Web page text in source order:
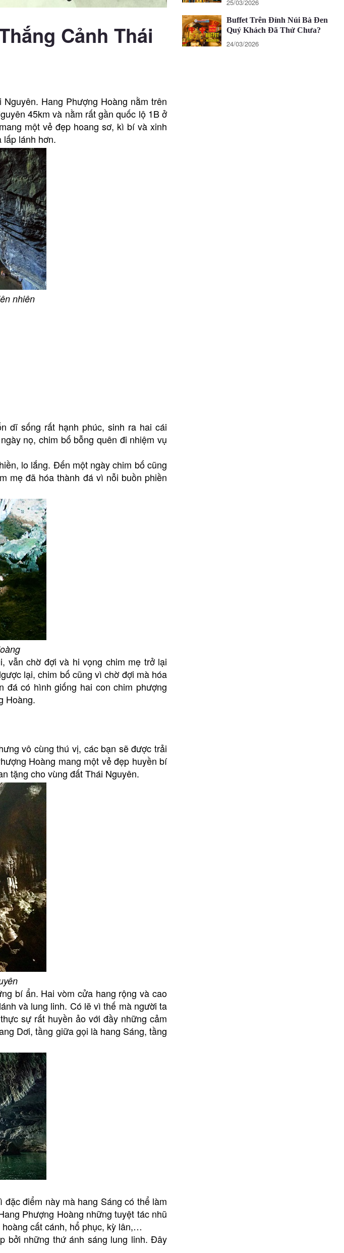
Cảnh Thái
Hang Phượng Hoàng nằm trên
45km và nằm rất gần quốc lộ 1B ở
một vẻ đẹp hoang sơ, kì bí và xinh
lấp lánh hơn.
nhiên
dĩ sống rất hạnh phúc, sinh ra hai cái
nọ, chim bố bỗng quên đi nhiệm vụ
lo lắng. Đến một ngày chim bố cũng
mẹ đã hóa thành đá vì nỗi buồn phiền
vẫn chờ đợi và hi vọng chim mẹ trở lại
lại, chim bố cũng vì chờ đợi mà hóa
đá có hình giống hai con chim phượng
Hoàng.
vô cùng thú vị, các bạn sẽ được trải
Hoàng mang một vẻ đẹp huyền bí
tặng cho vùng đất Thái Nguyên.
bí ẩn. Hai vòm cửa hang rộng và cao
và lung linh. Có lẽ vì thế mà người ta
sự rất huyền ảo với đầy những cảm
Dơi, tầng giữa gọi là hang Sáng, tầng
điểm này mà hang Sáng có thể làm
Phượng Hoàng những tuyệt tác nhũ
cất cánh, hổ phục, kỳ lân,…
bởi những thứ ánh sáng lung linh. Đây
25/03/2026
Buffet Trên Đỉnh Núi Bà Đen
Quý Khách Đã Thử Chưa?
24/03/2026